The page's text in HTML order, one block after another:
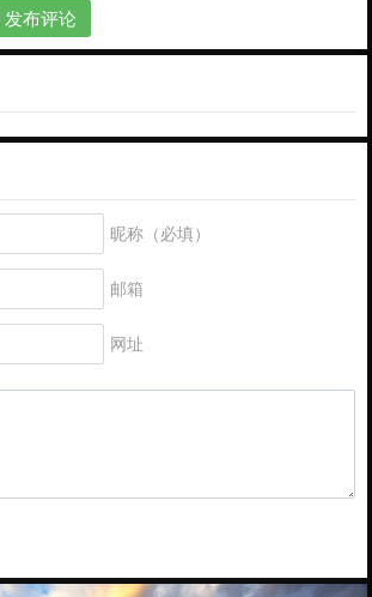
发布评论
昵称（必填）
邮箱
网址